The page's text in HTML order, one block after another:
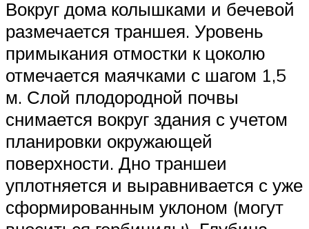
Вокруг дома колышками и бечевой
размечается траншея. Уровень
примыкания отмостки к цоколю
отмечается маячками с шагом 1,5
м. Слой плодородной почвы
снимается вокруг здания с учетом
планировки окружающей
поверхности. Дно траншеи
уплотняется и выравнивается с уже
сформированным уклоном (могут